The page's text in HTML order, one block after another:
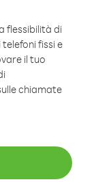
flessibilità di
fissi e
il tuo
chiamate